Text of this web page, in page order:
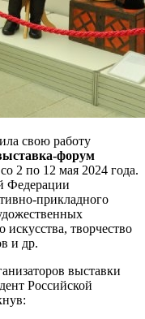
свою работу
форум
2 по 12 мая 2024 года.
Федерации
прикладного
творчество
и др.
выставки
Российской